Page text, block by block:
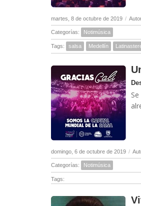
martes, 8 de octubre de 2019 /
Categorías: Notimúsica
Tags: salsa Medellín
domingo, 6 de octubre de 2019 /
Categorías: Notimúsica
Tags: